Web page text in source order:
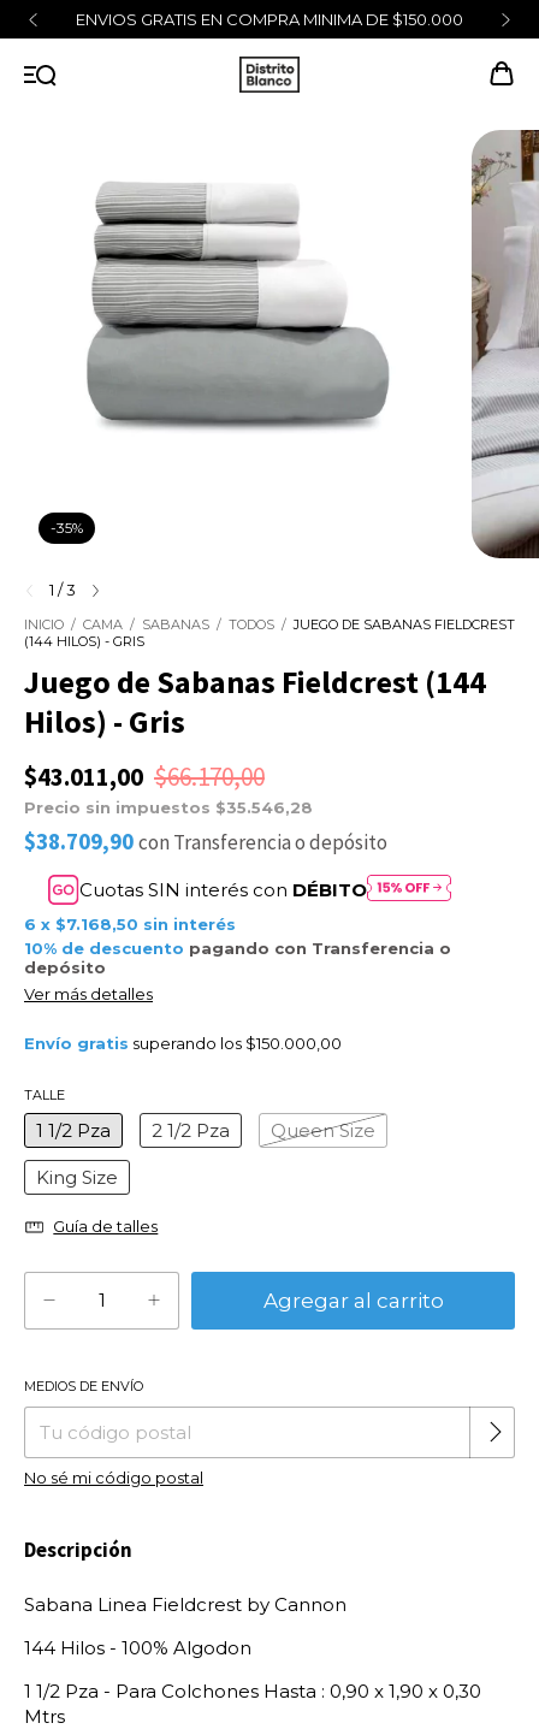
ENVIOS GRATIS EN COMPRA MINIMA DE $150.000
-35%
1 /3
INICIO / CAMA / SABANAS / TODOS / JUEGO DE SABANAS FIELDCREST
(144 HILOS) - GRIS
Juego de Sabanas Fieldcrest (144
Hilos) - Gris
$43.011,00 $66.170,00
Precio sin impuestos $35.546,28
$38.709,90con Transferencia o depósito
Cuotas SIN interés con DÉBITO
6 x $7.168,50 sin interés
10% de descuento pagando con Transferencia o
depósito
Ver más detalles
Envío gratis superando los $150.000,00
TALLE
1 1/2 Pza 2 1/2 Pza Queen Size
King Size
Guía de talles
Entregas para el CP:
MEDIOS DE ENVÍO
No sé mi código postal
Descripción
Sabana Linea Fieldcrest by Cannon
144 Hilos - 100% Algodon
1 1/2 Pza - Para Colchones Hasta : 0,90 x 1,90 x 0,30
Mtrs